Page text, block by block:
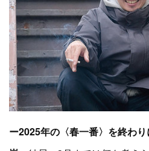
ー2025年の〈春一番〉を終わ